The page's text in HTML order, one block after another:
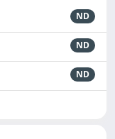
ND
ND
ND